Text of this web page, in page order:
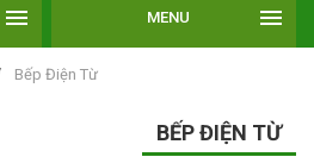
MENU
Bếp Điện Từ
BẾP ĐIỆN TỪ